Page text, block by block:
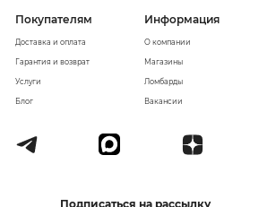
Информация
О компании
Магазины
Ломбарды
Вакансии
Покупателям
Доставка и оплата
Гарантия и возврат
Услуги
Блог
Подписаться на рассылку